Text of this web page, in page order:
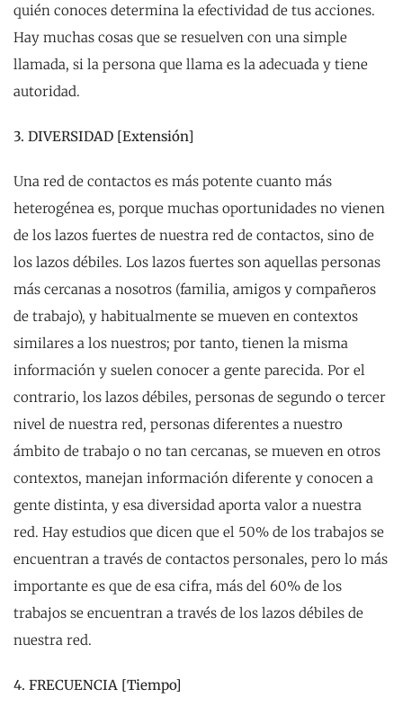
quién conoces determina la efectividad de tus acciones.
Hay muchas cosas que se resuelven con una simple
llamada, si la persona que llama es la adecuada y tiene
autoridad.
3. DIVERSIDAD [Extensión]
Una red de contactos es más potente cuanto más
heterogénea es, porque muchas oportunidades no vienen
de los lazos fuertes de nuestra red de contactos, sino de
los lazos débiles. Los lazos fuertes son aquellas personas
más cercanas a nosotros (familia, amigos y compañeros
de trabajo), y habitualmente se mueven en contextos
similares a los nuestros; por tanto, tienen la misma
información y suelen conocer a gente parecida. Por el
contrario, los lazos débiles, personas de segundo o tercer
nivel de nuestra red, personas diferentes a nuestro
ámbito de trabajo o no tan cercanas, se mueven en otros
contextos, manejan información diferente y conocen a
gente distinta, y esa diversidad aporta valor a nuestra
red. Hay estudios que dicen que el 50% de los trabajos se
encuentran a través de contactos personales, pero lo más
importante es que de esa cifra, más del 60% de los
trabajos se encuentran a través de los lazos débiles de
nuestra red.
4. FRECUENCIA [Tiempo]